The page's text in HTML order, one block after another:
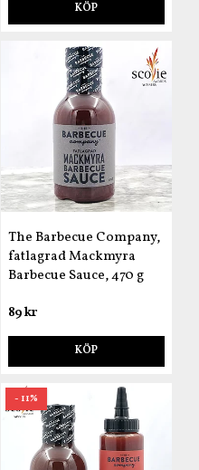
KÖP
The Barbecue Company,
fatlagrad Mackmyra
Barbecue Sauce, 470 g
89 kr
KÖP
- 11%